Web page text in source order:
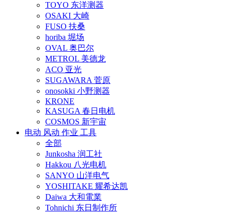
TOYO 东洋测器
OSAKI 大崎
FUSO 扶桑
horiba 堀场
OVAL 奥巴尔
METROL 美德龙
ACO 亚光
SUGAWARA 菅原
onosokki 小野测器
KRONE
KASUGA 春日电机
COSMOS 新宇宙
电动 风动 作业 工具
全部
Junkosha 润工社
Hakkou 八光电机
SANYO 山洋电气
YOSHITAKE 耀希达凯
Daiwa 大和電業
Tohnichi 东日制作所